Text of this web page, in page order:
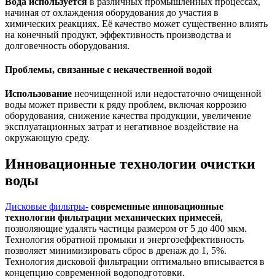
начиная от охлаждения оборудования до участия в
химических реакциях. Её качество может существенно влиять
на конечный продукт, эффективность производства и
долговечность оборудования.
Проблемы, связанные с некачественной водой
Использование неочищенной или недостаточно очищенной
воды может привести к ряду проблем, включая коррозию
оборудования, снижение качества продукции, увеличение
эксплуатационных затрат и негативное воздействие на
окружающую среду.
Инновационные технологии очистки
воды
Дисковые фильтры- современные инновационные
технологии фильтрации механических примесей,
позволяющие удалять частицы размером от 5 до 400 мкм.
Технология обратной промыки и энергоэеффективность
позволяет минимизировать сброс в дренаж до 1, 5%.
Технология дисковой фильтрации оптимально вписывается в
концепцию современной водоподготовки.